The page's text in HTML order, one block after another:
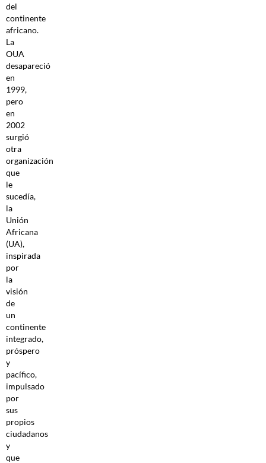
del
continente
africano.
La
OUA
desapareció
en
1999,
pero
en
2002
surgió
otra
organización
que
le
sucedía,
la
Unión
Africana
(UA),
inspirada
por
la
visión
de
un
continente
integrado,
próspero
y
pacífico,
impulsado
por
sus
propios
ciudadanos
y
que